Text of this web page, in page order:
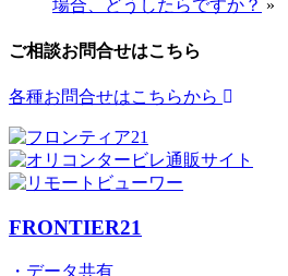
場合、どうしたらですか？ »
ご相談お問合せはこちら
各種お問合せはこちらから
FRONTIER21
・データ共有